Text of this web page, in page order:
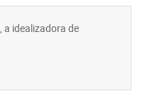
, a idealizadora de